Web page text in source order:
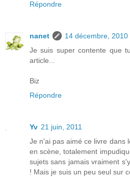
Répondre
nanet
14 décembre, 2010
Je suis super contente que
article...
Biz
Répondre
Yv 21 juin, 2011
Je n'ai pas aimé ce livre dans
en scène, totalement
sujets sans jamais vraiment
! Mais je suis un peu seul sur